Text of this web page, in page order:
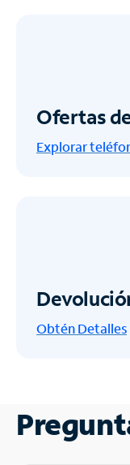
Ofertas
Explorar
ObténDetalles